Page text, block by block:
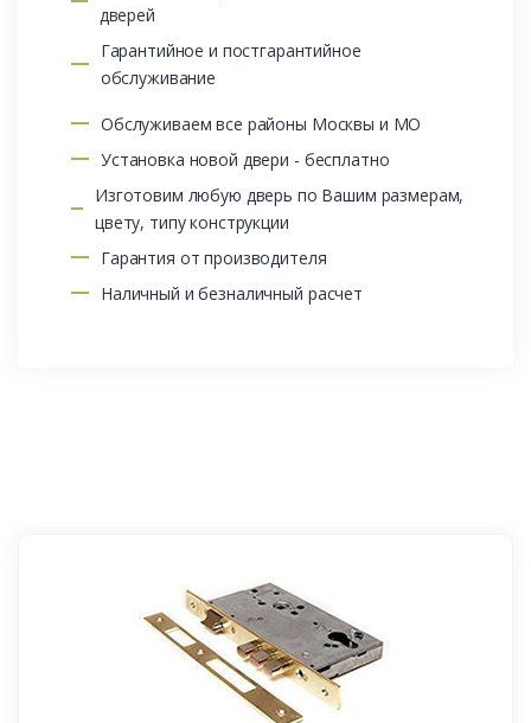
дверей
Гарантийное и постгарантийное
обслуживание
Обслуживаем все районы Москвы и МО
Установка новой двери - бесплатно
Изготовим любую дверь по Вашим размерам,
цвету, типу конструкции
Гарантия от производителя
Наличный и безналичный расчет